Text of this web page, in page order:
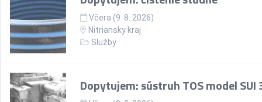
Včera (9. 8. 2026)
Nitriansky kraj
Služby
Dopytujem: sústruh TOS model SUI